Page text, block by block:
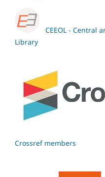
CEEOL - Central
Library
Crossref members